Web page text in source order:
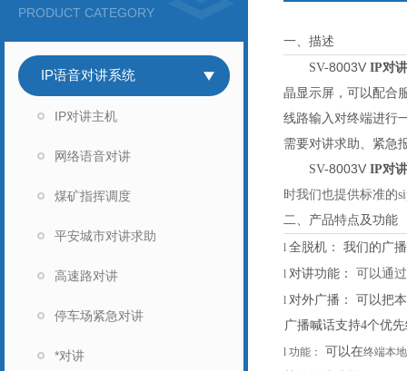
PRODUCT CATEGORY
IP语音对讲系统
IP对讲主机
网络语音对讲
煤矿指挥调度
平安城市对讲求助
高速路对讲
停车场紧急对讲
*对讲
一、描述
SV-8003V IP对
晶显示屏，可以配合
线路输入对终端进行
需要对讲求助、紧急
SV-8003V IP对
时我们也提供标准的
二、产品特点及功能
l 全脱机： 我们的广
l 对讲功能： 可以通
l 对外广播：
可以把
广播喊话支持4个优
l 功能： 可以在终端本